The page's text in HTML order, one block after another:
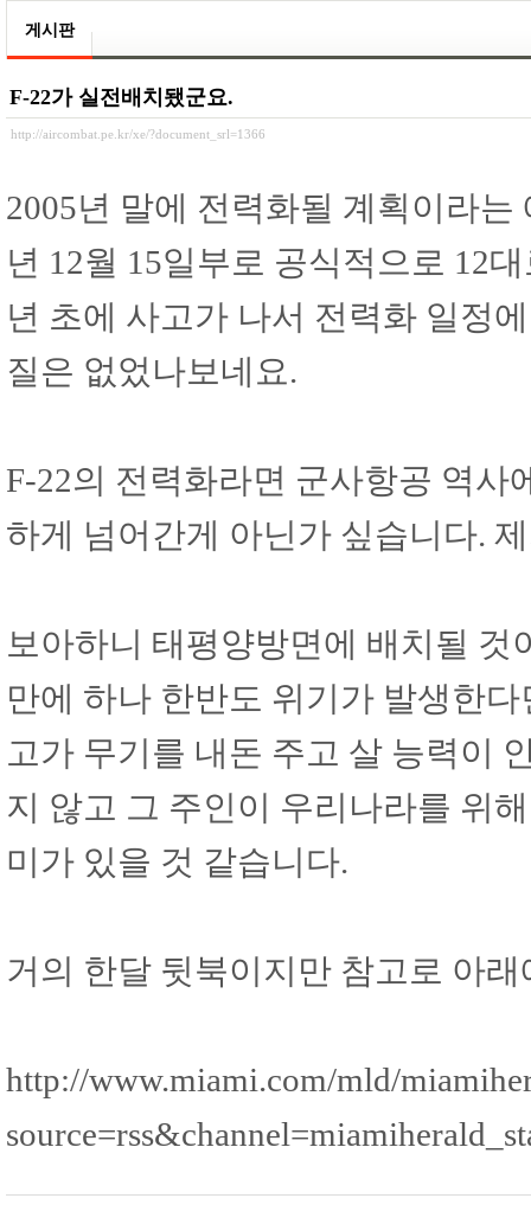
게시판
F-22가 실전배치됐군요.
http://aircombat.pe.kr/xe/?document_srl=1366
2005년 말에 전력화될 계획이라
년 12월 15일부로 공식적으로 12
년 초에 사고가 나서 전력화 일정
질은 없었나보네요.
F-22의 전력화라면 군사항공 역사
하게 넘어간게 아닌가 싶습니다.
보아하니 태평양방면에 배치될
만에 하나 한반도 위기가 발생한
고가 무기를 내돈 주고 살 능력이
지 않고 그 주인이 우리나라를 위
미가 있을 것 같습니다.
거의 한달 뒷북이지만 참고로 아
http://www.miami.com/mld/